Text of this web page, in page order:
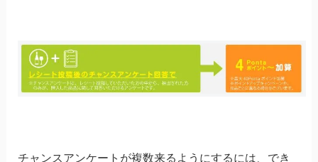
チャンスアンケートが複数来るようにするには、でき